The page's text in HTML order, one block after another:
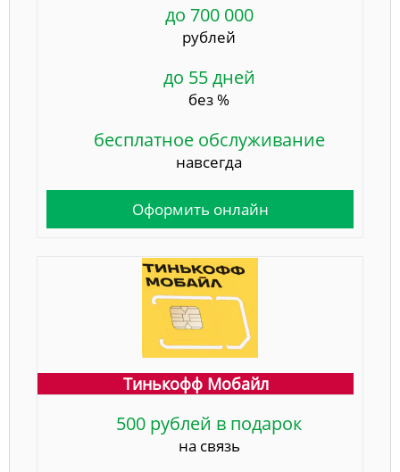
до 700 000
рублей
до 55 дней
без %
бесплатное обслуживание
навсегда
Оформить онлайн
Тинькофф Мобайл
500 рублей в подарок
на связь